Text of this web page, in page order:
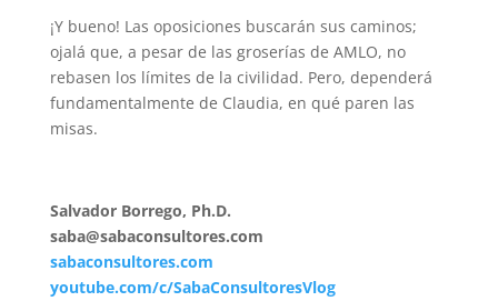
¡Y bueno! Las oposiciones buscarán sus caminos;
ojalá que, a pesar de las groserías de AMLO, no
rebasen los límites de la civilidad. Pero, dependerá
fundamentalmente de Claudia, en qué paren las
misas.
Salvador Borrego, Ph.D.
saba@sabaconsultores.com
sabaconsultores.com
youtube.com/c/SabaConsultoresVlog